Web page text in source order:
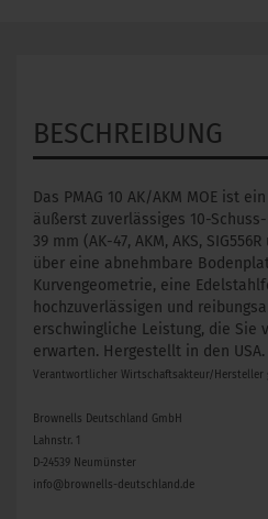
BESCHREIBUNG
Das PMAG 10 AK/AKM MOE ist
äußerst zuverlässiges 10-
39 mm (AK-47, AKM, AKS,
über eine abnehmbare
Kurvengeometrie, eine
hochzuverlässigen und
erschwingliche Leistung, die Sie
erwarten. Hergestellt in den USA.
Verantwortlicher Wirtschaftsakteur/Hersteller
Brownells Deutschland GmbH
Lahnstr. 1
D-24539 Neumünster
info@brownells-deutschland.de